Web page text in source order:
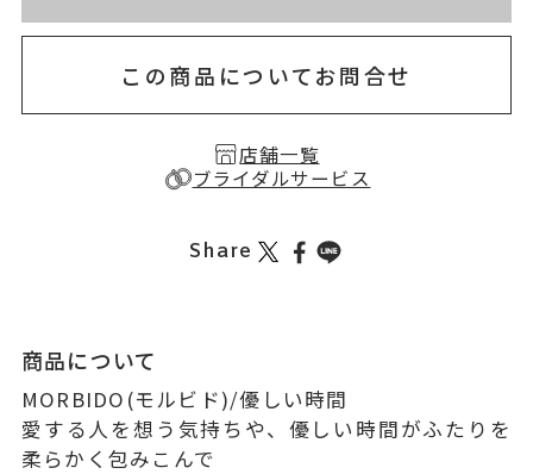
この商品についてお問合せ
店舗一覧
ブライダルサービス
Share
商品について
MORBIDO(モルビド)/優しい時間
愛する人を想う気持ちや、優しい時間がふたりを
柔らかく包みこんで